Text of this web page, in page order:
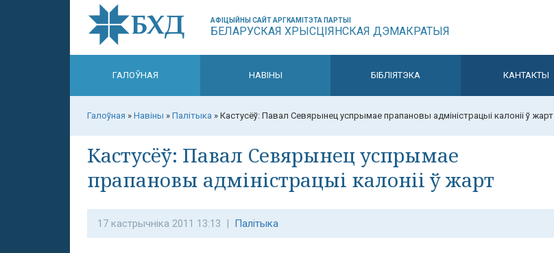
АФІЦЫЙНЫ САЙТ АРГКАМІТЭТА ПАРТЫІ
БЕЛАРУСКАЯ ХРЫСЦІЯНСКАЯ ДЭМАКРАТЫЯ
ГАЛОЎНАЯ НАВІНЫ БІБЛІЯТЭКА КАНТАКТЫ
Галоўная » Навіны » Палітыка » Кастусёў: Павал Севярынец успрымае прапановы адміністрацыі калоніі ў жарт
Кастусёў: Павал Севярынец успрымае
прапановы адміністрацыі калоніі ў жарт
17 кастрычніка 2011 13:13 | Палітыка